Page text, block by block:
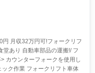
円 月収32万円可!フォークリフ
堂あり 自動車部品の運搬!/ フ
カウンターフォークを使用し
ク作業 フォークリフト車体